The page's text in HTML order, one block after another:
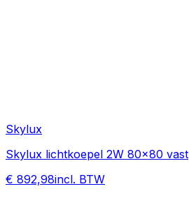
Skylux
Skylux lichtkoepel 2W 80x80 vast
€ 892,98incl. BTW